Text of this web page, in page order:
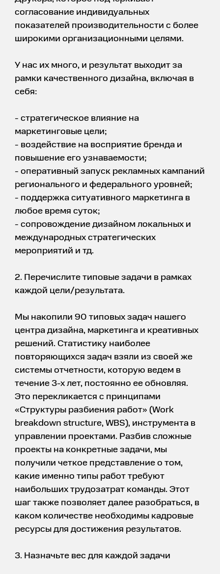
согласование индивидуальных
показателей производительности с более
широкими организационными целями.
У нас их много, и результат выходит за
рамки качественного дизайна, включая в
себя:
- стратегическое влияние на
маркетинговые цели;
- воздействие на восприятие бренда и
повышение его узнаваемости;
- оперативный запуск рекламных кампаний
регионального и федерального уровней;
- поддержка ситуативного маркетинга в
любое время суток;
- сопровождение дизайном локальных и
международных стратегических
мероприятий и тд.
2. Перечислите типовые задачи в рамках
каждой цели/результата.
Мы накопили 90 типовых задач нашего
центра дизайна, маркетинга и креативных
решений. Статистику наиболее
повторяющихся задач взяли из своей же
системы отчетности, которую ведем в
течение 3-х лет, постоянно ее обновляя.
Это перекликается с принципами
«Структуры разбиения работ» (Work
breakdown structure, WBS), инструмента в
управлении проектами. Разбив сложные
проекты на конкретные задачи, мы
получили четкое представление о том,
какие именно типы работ требуют
наибольших трудозатрат команды. Этот
шаг также позволяет далее разобраться, в
каком количестве необходимы кадровые
ресурсы для достижения результатов.
3. Назначьте вес для каждой задачи